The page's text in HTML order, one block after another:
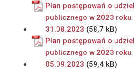
Plan postępowań o
publicznego w 2023
31.08.2023
Plan postępowań o
publicznego w 2023
05.09.2023